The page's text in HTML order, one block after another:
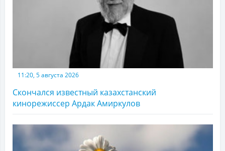
11:20, 5 августа 2026
Скончался известный казахстанский
кинорежиссер Ардак Амиркулов